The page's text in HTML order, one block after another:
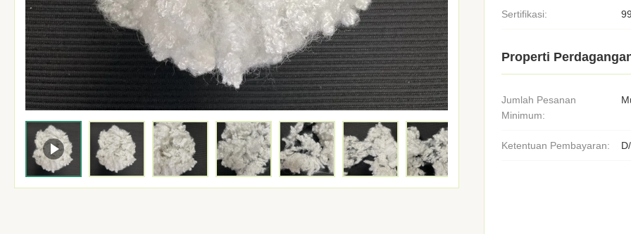
Sertifikasi:
Properti
Jumlah Pesanan
Minimum:
Ketentuan Pembayaran: